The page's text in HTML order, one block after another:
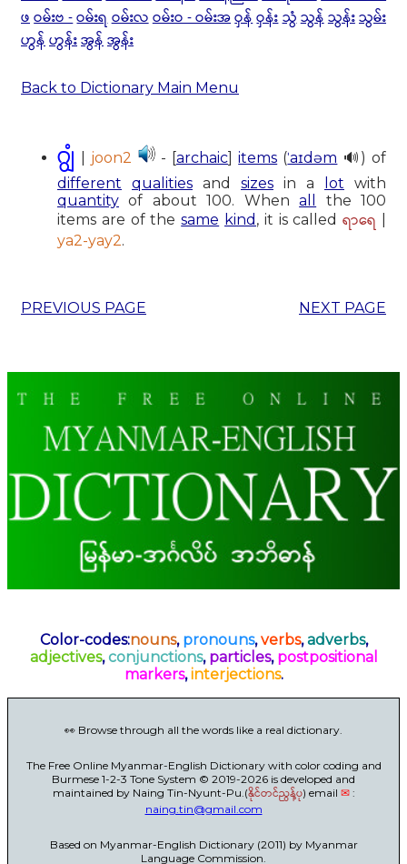
ဖဝမ်းဗ -ဝမ်းရဝမ်းလဝမ်းဝ - ဝမ်းအဝှန်ဝှန်းသွံသွန်သွန်းသွမ်း
ဟွန်ဟွန်းအွန်အွန်း
Back to Dictionary Main Menu
ဂျွံ joon2 - [archaic]items (ˈaɪdəm 🔊) of
different
qualities and sizes in a lot with
quantity of about 100. Whenall
the 100
items are of thesame kind , it is calledရာရေ
ya2-yay2.
PREVIOUS PAGE NEXT PAGE
Color-codes:nouns, pronouns,verbs,adverbs,
adjectives,conjunctions, particles, postpositional
markers,interjections.
👀 Browse through all the words like a real dictionary.
The Free Online Myanmar-English Dictionary with color coding and
Burmese 1-2-3 Tone System © 2019-2026 is developed and
maintained by Naing Tin-Nyunt-Pu.(နိုင်တင်ညွန့်ပု) email ✉:
naing.tin@gmail.com
Based on Myanmar-English Dictionary (2011) by Myanmar
Language Commission.